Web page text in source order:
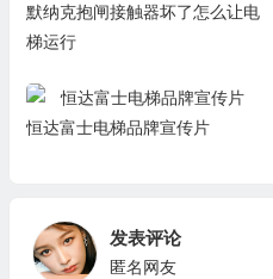
默纳克抱闸接触器坏了怎么让电
梯运行
恒达富士电梯品牌宣传片
发表评论
匿名网友